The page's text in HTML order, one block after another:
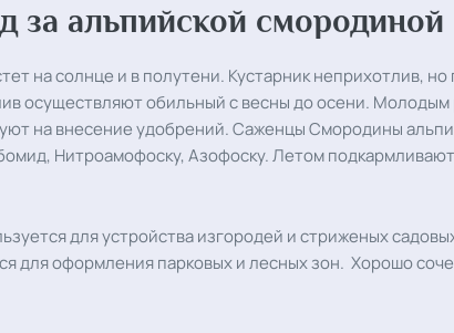
за альпийской смородиной
на солнце и в полутени. Кустарник неприхотлив,
осуществляют обильный с весны до осени.
на внесение удобрений. Саженцы Смородины
Нитроамофоску, Азофоску. Летом
для устройства изгородей и стриженых
для оформления парковых и лесных зон. Хорошо